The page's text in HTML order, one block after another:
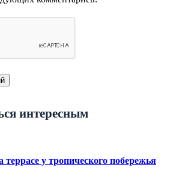
интересным
у тропического побережья